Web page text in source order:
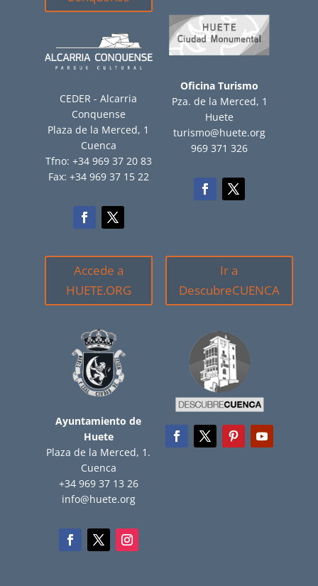
CEDER - Alcarria
Conquense
Plaza de la Merced, 1
Cuenca
Tfno: +34 969 37 20 83
Fax: +34 969 37 15 22
Oficina Turismo
Pza. de la Merced, 1
Huete
turismo@huete.org
969 371 326
Accede a
HUETE.ORG
Ayuntamiento de
Huete
Plaza de la Merced, 1.
Cuenca
+34 969 37 13 26
info@huete.org
Ir a
DescubreCUENCA